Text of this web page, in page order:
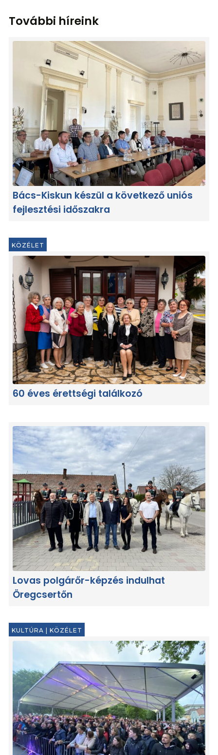
További híreink
Bács-Kiskun készül a következő uniós
fejlesztési időszakra
KÖZÉLET
60 éves érettségi találkozó
Lovas polgárőr-képzés indulhat
Öregcsertőn
KULTÚRA | KÖZÉLET